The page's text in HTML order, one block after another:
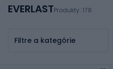
EVERLASTProdukty: 178
Filtre a kategórie